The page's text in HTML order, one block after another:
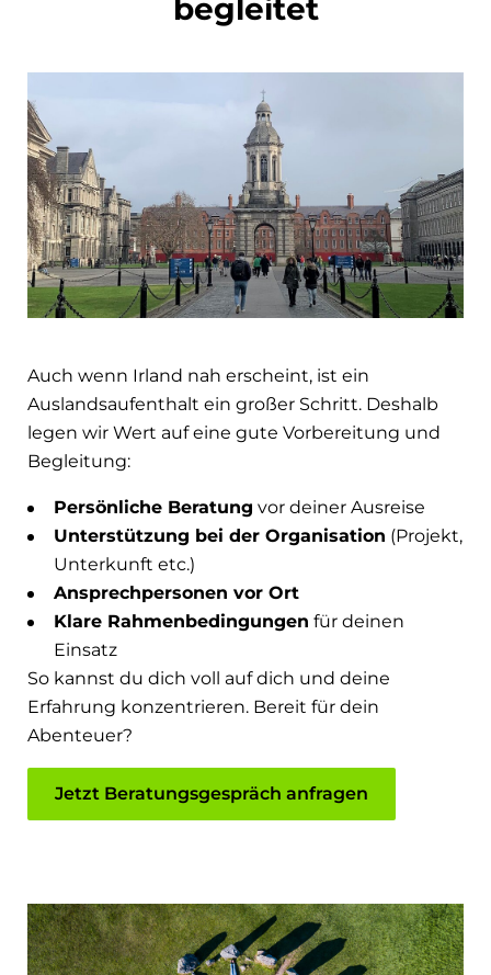
begleitet
Auch wenn Irland nah erscheint, ist ein
Auslandsaufenthalt ein großer Schritt. Deshalb
legen wir Wert auf eine gute Vorbereitung und
Begleitung:
Persönliche Beratung vor deiner Ausreise
Unterstützung bei der Organisation (Projekt,
Unterkunft etc.)
Ansprechpersonen vor Ort
Klare Rahmenbedingungen für deinen
Einsatz
So kannst du dich voll auf dich und deine
Erfahrung konzentrieren. Bereit für dein
Abenteuer?
Jetzt Beratungsgespräch anfragen